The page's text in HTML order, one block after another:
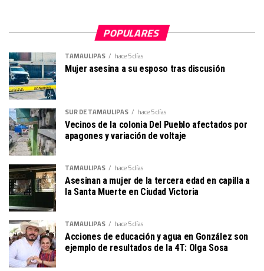
POPULARES
TAMAULIPAS hace 5 días
Mujer asesina a su esposo tras discusión
SUR DE TAMAULIPAS hace 5 días
Vecinos de la colonia Del Pueblo afectados por
apagones y variación de voltaje
TAMAULIPAS hace 5 días
Asesinan a mujer de la tercera edad en capilla a
la Santa Muerte en Ciudad Victoria
TAMAULIPAS hace 5 días
Acciones de educación y agua en González son
ejemplo de resultados de la 4T: Olga Sosa